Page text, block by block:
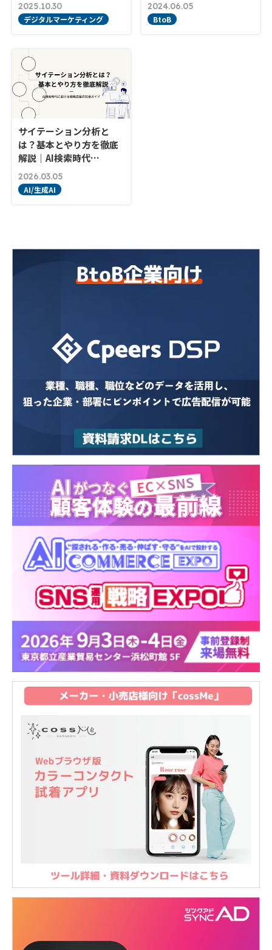
2025.10.30
デジタルマーケティング
2024.06.05
BtoB
サイテーション分析と
は？基本とやり方を徹底
解説｜AI検索時代…
2026.03.05
AI/生成AI